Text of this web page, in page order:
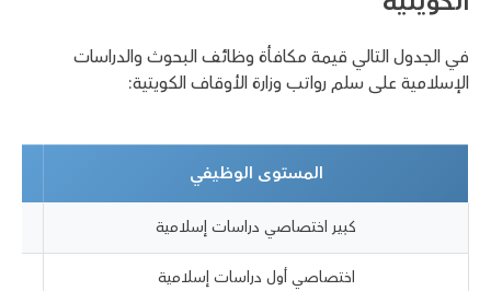
في الجدول التالي قيمة مكافأة وظائف البحوث والدراسات
الإسلامية على سلم رواتب وزارة الأوقاف الكويتية:
المستوى الوظيفي
كبير اختصاصي دراسات إسلامية
اختصاصي أول دراسات إسلامية